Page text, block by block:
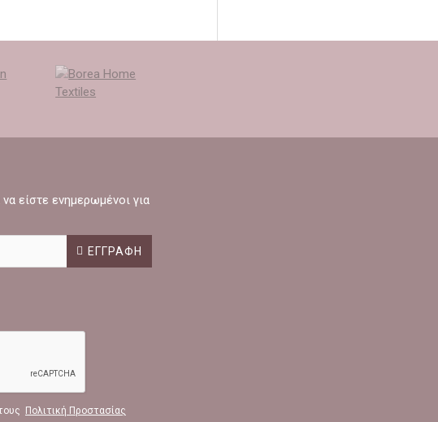
είστε ενημερωμένοι για
ΕΓΓΡΑΦΉ
Πολιτική Προστασίας